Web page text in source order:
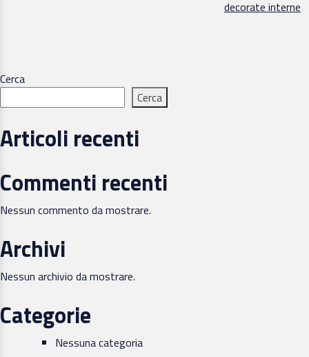
decorate interne
Cerca
Cerca
Articoli recenti
Commenti recenti
Nessun commento da mostrare.
Archivi
Nessun archivio da mostrare.
Categorie
Nessuna categoria